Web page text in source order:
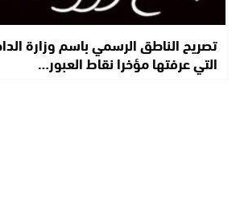
تصريح الناطق الرسمي باسم وزارة
التي عرفتها مؤخرا نقاط العبور…